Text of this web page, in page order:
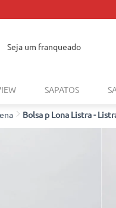
seja um franqueado
SAPATOS
Bolsa p Lona Listra -